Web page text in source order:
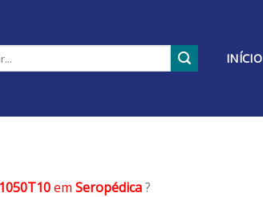
INÍCIO
em Seropédica?